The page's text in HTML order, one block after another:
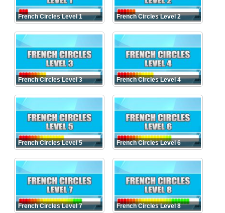
French Circles Level 1 French Circles Level 2
French Circles Level 3 French Circles Level 4
French Circles Level 5 French Circles Level 6
French Circles Level 7 French Circles Level 8